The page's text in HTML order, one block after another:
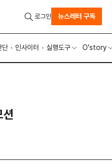
단 인사이터 실행도구 O'story
로그인 뉴스레터 구독